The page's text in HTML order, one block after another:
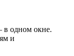
в одном окне.
и